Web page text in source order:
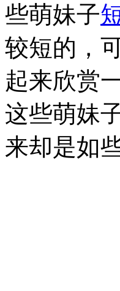
些萌妹子
较短的，
起来欣赏
这些萌妹
来却是如